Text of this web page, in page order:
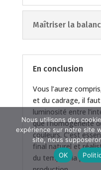
Maîtriser la
En conclusion
Vous l’aurez
et du cadrage, il
luminosité entre
que l’homogénéité
couleurs. C’est
final naturel et
du temps à la prise
Nous utilisons des
expérience sur notre site
site, nous
OK